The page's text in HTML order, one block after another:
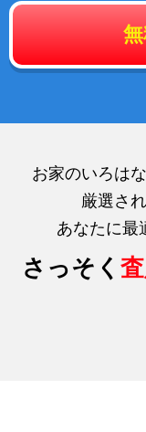
お家のいろは
厳選さ
あなたに最
さっそく